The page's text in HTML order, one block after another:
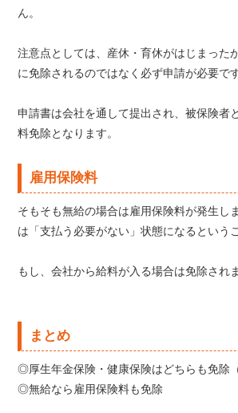
ん。
注意点としては、産休・育休がはじまった
に免除されるのではなく必ず申請が必要です
申請書は会社を通して提出され、被保険者
料免除となります。
雇用保険料
そもそも無給の場合は雇用保険料が発生し
は「支払う必要がない」状態になるという
もし、会社から給料が入る場合は免除され
まとめ
◎厚生年金保険・健康保険はどちらも免除
◎無給なら雇用保険料も免除